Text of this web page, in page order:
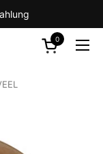
Open cart
0